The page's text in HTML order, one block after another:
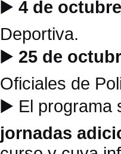
▶️ 4 de
Deportiva.
▶️ 25 de
Oficiales de
▶️ El programa
jornadas